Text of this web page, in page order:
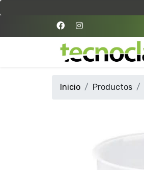
Inicio Productos